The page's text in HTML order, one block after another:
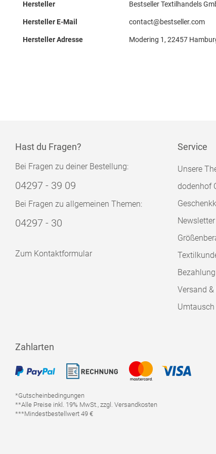
Hersteller Bestseller Textilhandels
Hersteller E-Mail contact@bestseller.com
Hersteller Adresse Modering 1, 22457
Hast du Fragen?
Bei Fragen zu deiner Bestellung:
04297 - 39 09
Bei Fragen zu allgemeinen Themen:
04297 - 30
Zum Kontaktformular
Service
Unsere
dodenhof
Newsletter
Bezahlung
Versand
Umtausch
Zahlarten
*Gutscheinbedingungen
**Alle Preise inkl. 19% MwSt., zzgl. Versandkosten
***Mindestbestellwert 49 €